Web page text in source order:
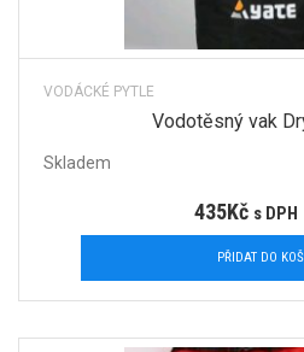
VODÁCKÉ PYTLE
Vodotěsný vak
435Kč s DPH
Skladem
PŘIDAT DO